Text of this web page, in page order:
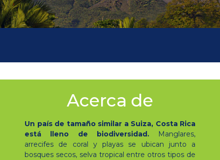
Acerca de
Un país de tamaño similar a Suiza, Costa Rica
está lleno de biodiversidad.Manglares,
arrecifes de coral y playas se ubican junto a
bosques secos, selva tropical entre otros tipos de